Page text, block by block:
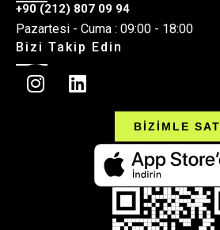
+90 (212) 807 09 94
Pazartesi - Cuma : 09:00 - 18:00
Bizi Takip Edin
BİZİMLE SAT